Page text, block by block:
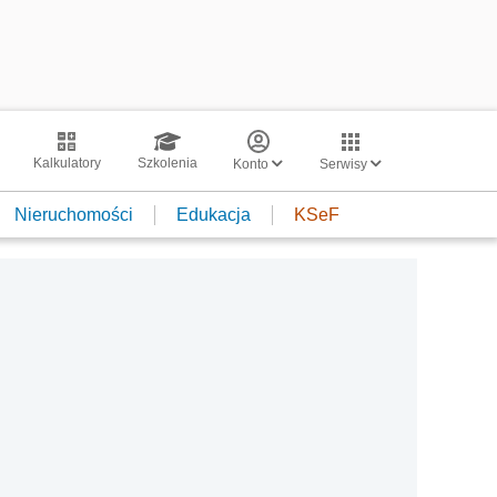
Kalkulatory Szkolenia Konto Serwisy
Nieruchomości Edukacja KSeF